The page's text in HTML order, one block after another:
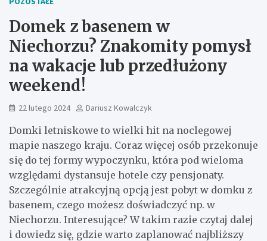
Domek z basenem w
Niechorzu? Znakomity pomysł
na wakacje lub przedłużony
weekend!
22 lutego 2024 Dariusz Kowalczyk
Domki letniskowe to wielki hit na noclegowej
mapie naszego kraju. Coraz więcej osób przekonuje
się do tej formy wypoczynku, która pod wieloma
względami dystansuje hotele czy pensjonaty.
Szczególnie atrakcyjną opcją jest pobyt w domku z
basenem, czego możesz doświadczyć np. w
Niechorzu. Interesujące? W takim razie czytaj dalej
i dowiedz się, gdzie warto zaplanować najbliższy